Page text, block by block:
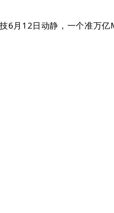
月12日动静，一个准万亿